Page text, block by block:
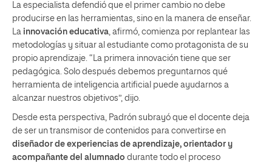
La especialista defendió que el primer cambio no debe
producirse en las herramientas, sino en la manera de enseñar.
La innovación educativa , afirmó, comienza por replantear las
metodologías y situar al estudiante como protagonista de su
propio aprendizaje. “La primera innovación tiene que ser
pedagógica. Solo después debemos preguntarnos qué
herramienta de inteligencia artificial puede ayudarnos a
alcanzar nuestros objetivos”, dijo.
Desde esta perspectiva, Padrón subrayó que el docente deja
de ser un transmisor de contenidos para convertirse en
diseñador de experiencias de aprendizaje, orientador y
acompañante del alumnado durante todo el proceso